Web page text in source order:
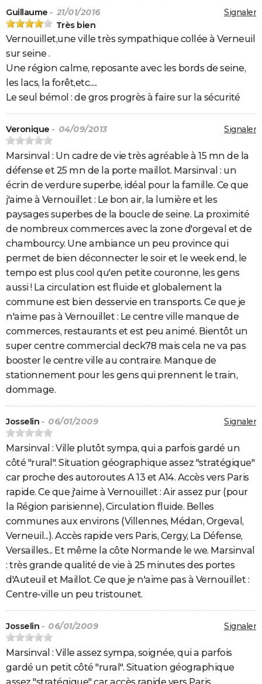
Signaler
Guillaume - 21/01/2016
Très bien
Vernouillet,une ville très sympathique collée à Verneuil
sur seine .
Une région calme, reposante avec les bords de seine,
les lacs, la forêt,etc.....
Le seul bémol : de gros progrès à faire sur la sécurité
Signaler
Veronique - 04/09/2013
Marsinval : Un cadre de vie très agréable à 15 mn de la
défense et 25 mn de la porte maillot. Marsinval : un
écrin de verdure superbe, idéal pour la famille. Ce que
j'aime à Vernouillet : Le bon air, la lumière et les
paysages superbes de la boucle de seine. La proximité
de nombreux commerces avec la zone d'orgeval et de
chambourcy. Une ambiance un peu province qui
permet de bien déconnecter le soir et le week end, le
tempo est plus cool qu'en petite couronne, les gens
aussi ! La circulation est fluide et globalement la
commune est bien desservie en transports. Ce que je
n'aime pas à Vernouillet : Le centre ville manque de
commerces, restaurants et est peu animé. Bientôt un
super centre commercial deck78 mais cela ne va pas
booster le centre ville au contraire. Manque de
stationnement pour les gens qui prennent le train,
dommage.
Signaler
Josselin - 06/01/2009
Marsinval : Ville plutôt sympa, qui a parfois gardé un
côté "rural". Situation géographique assez "stratégique"
car proche des autoroutes A 13 et A14. Accès vers Paris
rapide. Ce que j'aime à Vernouillet : Air assez pur (pour
la Région parisienne), Circulation fluide. Belles
communes aux environs (Villennes, Médan, Orgeval,
Verneuil...). Accès rapide vers Paris, Cergy, La Défense,
Versailles... Et même la côte Normande le we. Marsinval
: très grande qualité de vie à 25 minutes des portes
d'Auteuil et Maillot. Ce que je n'aime pas à Vernouillet :
Centre-ville un peu tristounet.
Signaler
Josselin - 06/01/2009
Marsinval : Ville assez sympa, soignée, qui a parfois
gardé un petit côté "rural". Situation géographique